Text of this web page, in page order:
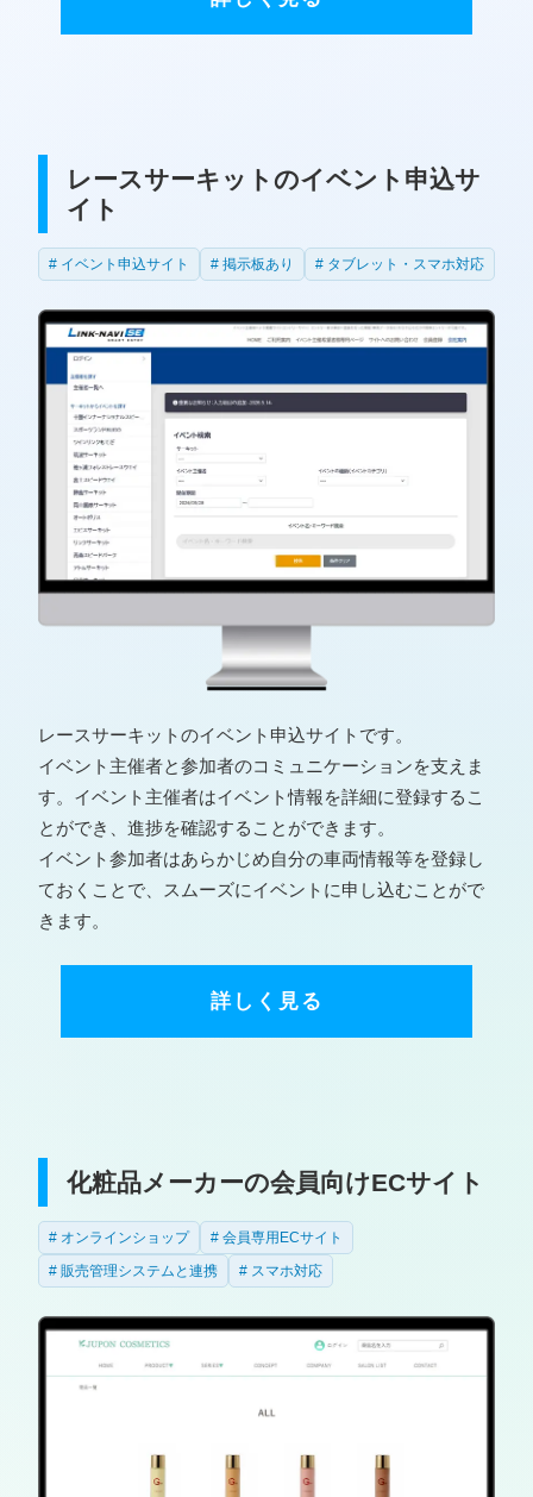
レースサーキットのイベント申込サ
イト
イベント申込サイト 掲示板あり タブレット・スマホ対応
レースサーキットのイベント申込サイトです。
イベント主催者と参加者のコミュニケーションを支えま
す。イベント主催者はイベント情報を詳細に登録するこ
とができ、進捗を確認することができます。
イベント参加者はあらかじめ自分の車両情報等を登録し
ておくことで、スムーズにイベントに申し込むことがで
きます。
詳しく見る
化粧品メーカーの会員向けECサイト
オンラインショップ
会員専用ECサイト
販売管理システムと連携
スマホ対応